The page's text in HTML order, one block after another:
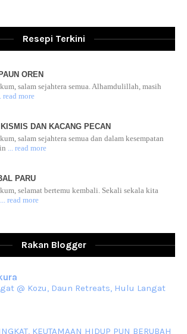
Resepi Terkini
OREN
salam sejahtera semua. Alhamdulillah, masih
read more
DAN KACANG PECAN
salam sejahtera semua dan dalam kesempatan
... read more
PARU
selamat bertemu kembali. Sekali sekala kita
... read more
salam sejahtera dan salam rindu untuk semua.
KELEDEK UNGU
salam semua. Masih belum terlambat untuk che
Rakan Blogger
@ Kozu, Daun Retreats, Hulu Langat
KEUTAMAAN HIDUP PUN BERUBAH